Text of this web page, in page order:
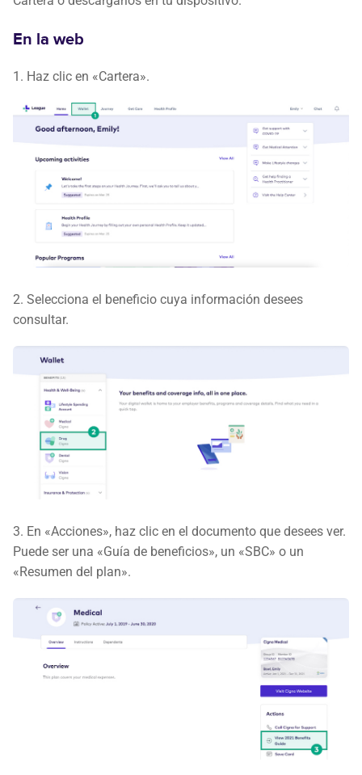
En la web
1. Haz clic en «Cartera».
2. Selecciona el beneficio cuya información desees
consultar.
3. En «Acciones», haz clic en el documento que desees ver.
Puede ser una «Guía de beneficios», un «SBC» o un
«Resumen del plan».